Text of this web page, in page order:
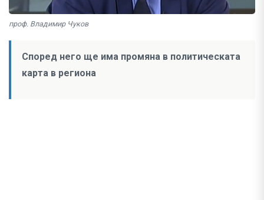
проф. Владимир Чуков
Според него ще има промяна в политическата
карта в региона